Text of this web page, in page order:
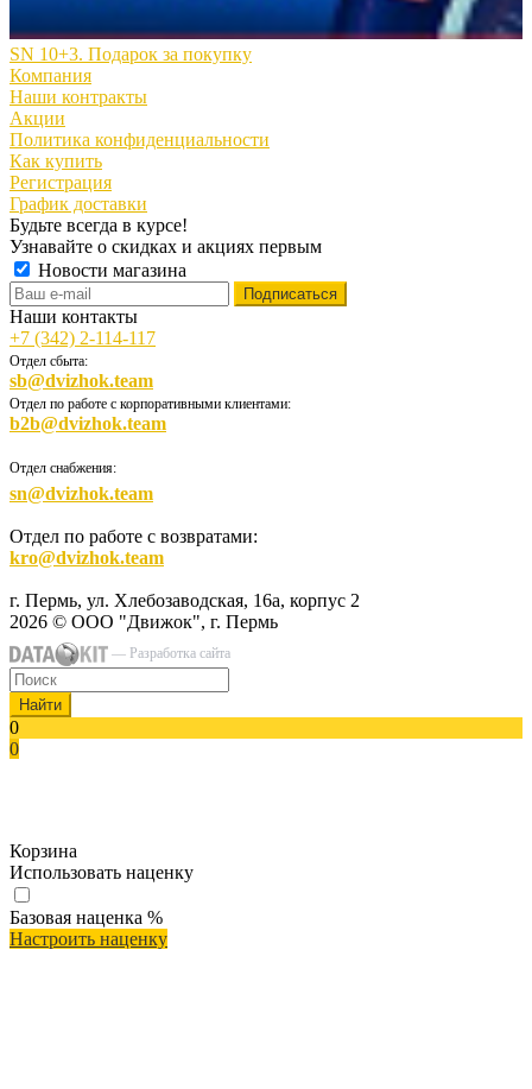
SN 10+3. Подарок за покупку
Компания
Наши контракты
Акции
Политика конфиденциальности
Как купить
Регистрация
График доставки
Будьте всегда в курсе!
Узнавайте о скидках и акциях первым
Новости магазина
Наши контакты
+7 (342) 2-114-117
Отдел сбыта:
sb@dvizhok.team
Отдел по работе с корпоративными клиентами:
b2b@dvizhok.team
Отдел снабжения:
sn@dvizhok.team
Отдел по работе с возвратами:
kro@dvizhok.team
г. Пермь, ул. Хлебозаводская, 16а, корпус 2
2026 © ООО "Движок", г. Пермь
— Разработка сайта
Найти
0
0
Корзина
Использовать наценку
Базовая наценка %
Настроить наценку